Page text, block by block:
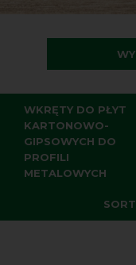
WKRĘTY DO PŁYT
KARTONOWO-
GIPSOWYCH DO
PROFILI
METALOWYCH